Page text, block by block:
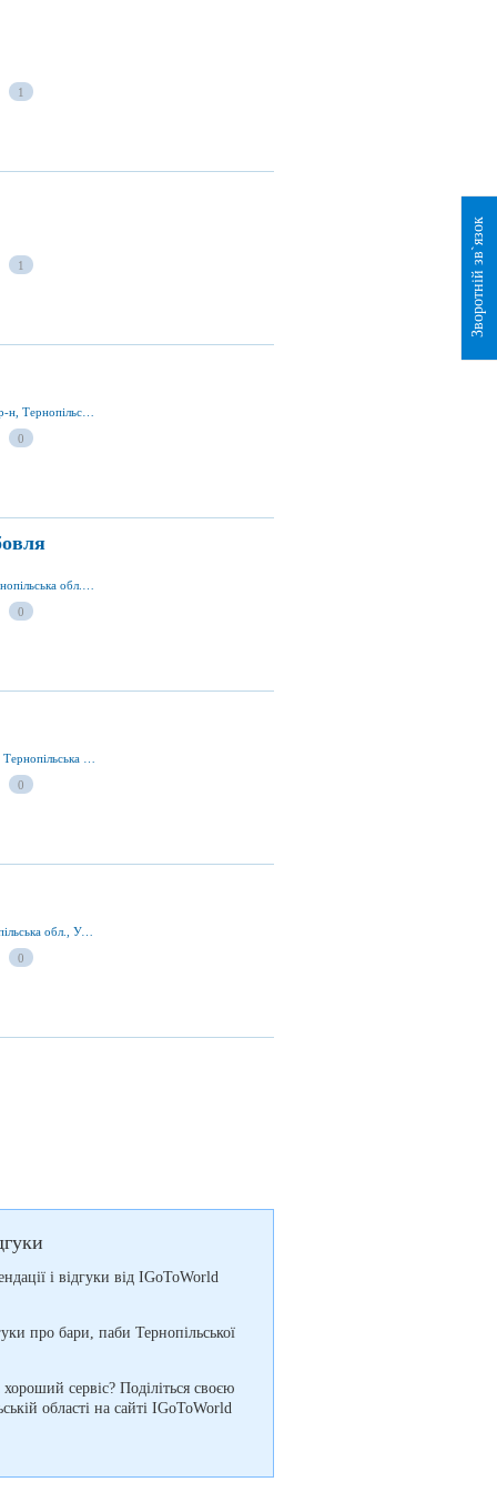
1
1
0
0
0
вул. Грушевського 1, Тернопіль 46025, Тернопільська обл., Україна
0
і відгуки від IGoToWorld
про бари, паби Тернопільської
сервіс? Поділіться своєю
області на сайті IGoToWorld
Зворотній зв`язок